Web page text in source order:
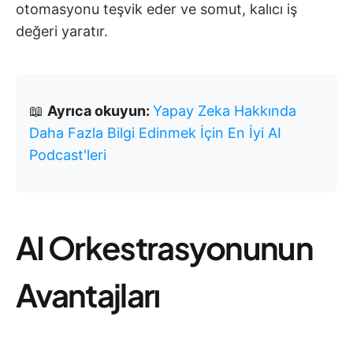
otomasyonu teşvik eder ve somut, kalıcı iş
değeri yaratır.
📖 Ayrıca okuyun: Yapay Zeka Hakkında
Daha Fazla Bilgi Edinmek İçin En İyi AI
Podcast'leri
AI Orkestrasyonunun
Avantajları